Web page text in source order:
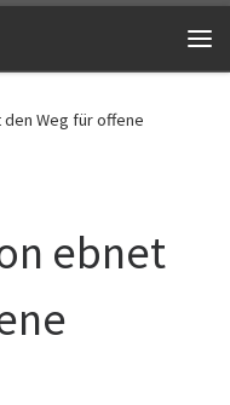
Weg für offene
ebnet